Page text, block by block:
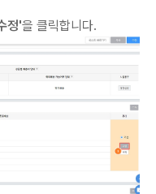
정'을 클릭합니다.